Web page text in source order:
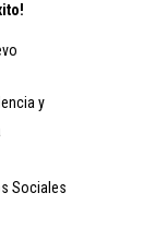
y
Sociales